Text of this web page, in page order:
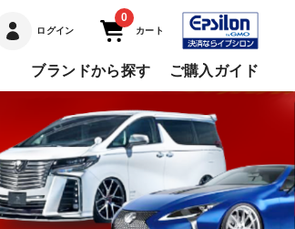
ログイン
0
カート
ブランドから探す ご購入ガイド